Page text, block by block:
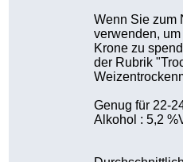
Wenn Sie zum
verwenden,
Krone zu
der Rubrik
Genug für 22-
Alkohol : 5,2